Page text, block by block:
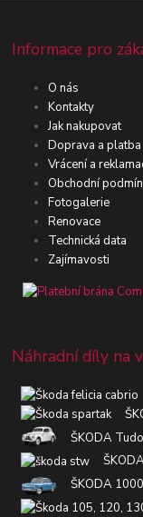
Informace pro
O nás
Kontakty
Jak nakupovat
Doprava a platba
Vrácení a
Obchodní
Fotogalerie
Renovace
Technická data
Zajímavosti
Náhradní díly na
ŠKODA
ŠKODA